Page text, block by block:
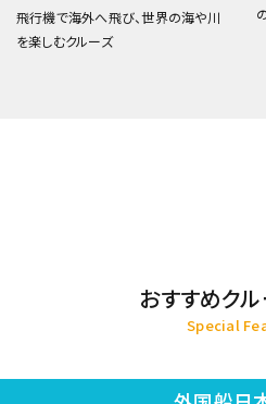
飛行機で海外へ飛び、世界の海や川
を楽しむクルーズ
おすすめク
Special